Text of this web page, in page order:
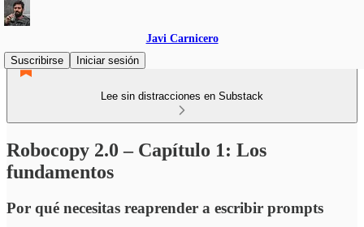
Javi Carnicero
Suscribirse
Iniciar sesión
Lee sin distracciones en Substack
Robocopy 2.0 – Capítulo 1: Los
fundamentos
Por qué necesitas reaprender a escribir prompts